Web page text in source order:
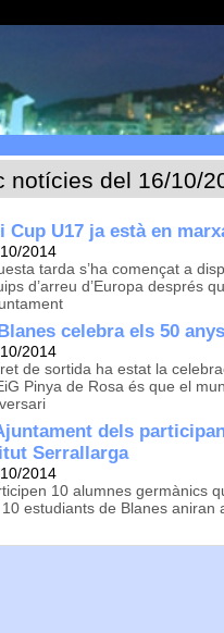
notícies del 16/10/
Cup U17 ja està en
2014
tarda s’ha començat a
d’arreu d’Europa després
celebra els 50
2014
de sortida ha estat la
Pinya de Rosa és que el
dels
Serrallarga
2014
10 alumnes germànics
estudiants de Blanes aniran